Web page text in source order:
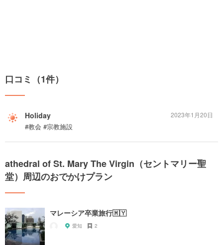
口コミ（1件）
Holiday
#教会 #宗教施設
2023年1月20日
athedral of St. Mary The Virgin（セントマリー聖
堂）周辺のおでかけプラン
マレーシア卒業旅行🇲🇾
愛知 2